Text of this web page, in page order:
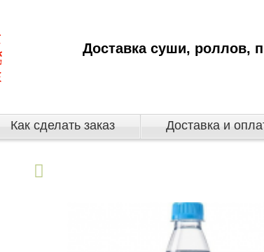
Как сделать заказ Доставка и
Доставка суши, роллов,